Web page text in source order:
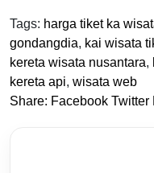
Tags: harga tiket ka
gondangdia, kai wisata
kereta wisata nusantara,
kereta api, wisata web
Share: Facebook Twitter